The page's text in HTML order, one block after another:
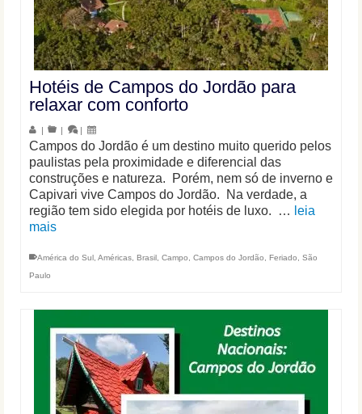
Hotéis de Campos do Jordão para
relaxar com conforto
| | |
Campos do Jordão é um destino muito querido pelos
paulistas pela proximidade e diferencial das
construções e natureza. Porém, nem só de inverno e
Capivari vive Campos do Jordão. Na verdade, a
região tem sido elegida por hotéis de luxo. … leia
mais
América do Sul Américas Brasil Campo Campos do Jordão Feriado
São
Paulo